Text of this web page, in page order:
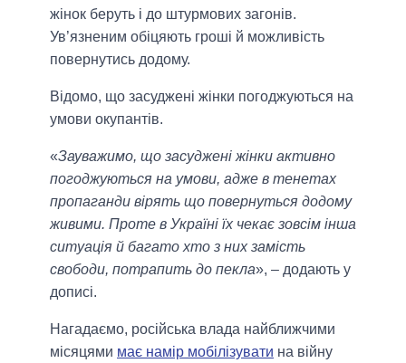
жінок беруть і до штурмових загонів.
Ув’язненим обіцяють гроші й можливість
повернутись додому.
Відомо, що засуджені жінки погоджуються на
умови окупантів.
«Зауважимо, що засуджені жінки активно
погоджуються на умови, адже в тенетах
пропаганди вірять що повернуться додому
живими. Проте в Україні їх чекає зовсім інша
ситуація й багато хто з них замість
свободи, потрапить до пекла», – додають у
дописі.
Нагадаємо, російська влада найближчими
місяцями має намір мобілізувати на війну